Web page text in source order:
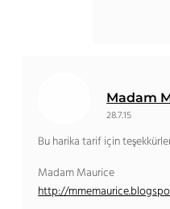
Madam
28.7.15
Bu harika tarif için
Madam Maurice
http://